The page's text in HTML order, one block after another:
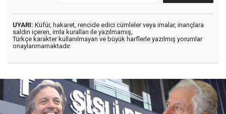
UYARI: Küfür, hakaret, rencide edici cümleler veya imalar, inançlara
saldırı içeren, imla kuralları ile yazılmamış,
Türkçe karakter kullanılmayan ve büyük harflerle yazılmış yorumlar
onaylanmamaktadır.